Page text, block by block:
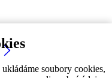
soubory cookies,